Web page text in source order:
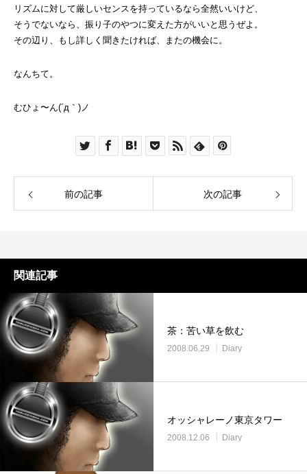
リズムに対して厳しいセンスを持っているなら全然いいけど、
そうでないなら、振り子のやつに変えた方がいいと思うぜよ。
その辺り、もし詳しく聞きたければ、またの機会に。
なんちて。
むひょ〜ん(´д｀)ノ
前の記事 次の記事
関連記事
茶：苦い草を飲む
2008.06.29 Diary
オッシャレーノ東京タワー
2008.12.06 Diary